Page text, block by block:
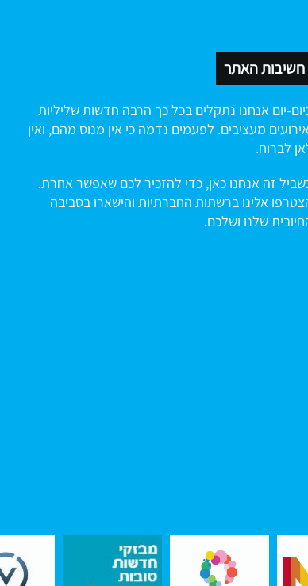
חשיבות האתר
יום אנחנו נתקלים בכל כך הרבה חדשות שליליות
מעציבים. לפעמים נדמה כי אין מנוס מהם, ואין
לברוח.
זה אנחנו כאן, כדי להזכיר לכם שאפשר אחרת.
אלינו ברשתות החברתיות והישארו בסביבה
שלנו ושלכם.